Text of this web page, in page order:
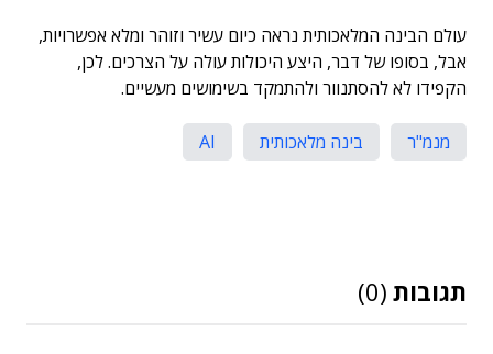
עולם הבינה המלאכותית נראה כיום עשיר וזוהר ומלא אפשרויות,
אבל, בסופו של דבר, היצע היכולות עולה על הצרכים. לכן,
הקפידו לא להסתנוור ולהתמקד בשימושים מעשיים.
מנמ"ר בינה מלאכותית AI
תגובות (0)